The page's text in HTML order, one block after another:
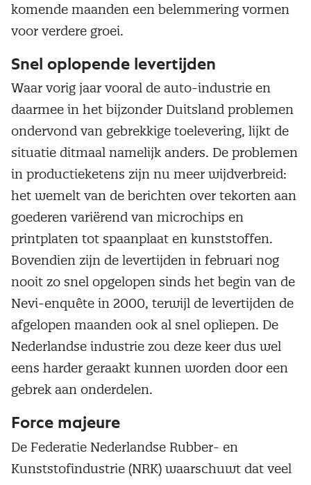
komende maanden een belemmering vormen
voor verdere groei.
Snel oplopende levertijden
Waar vorig jaar vooral de auto-industrie en
daarmee in het bijzonder Duitsland problemen
ondervond van gebrekkige toelevering, lijkt de
situatie ditmaal namelijk anders. De problemen
in productieketens zijn nu meer wijdverbreid:
het wemelt van de berichten over tekorten aan
goederen variërend van microchips en
printplaten tot spaanplaat en kunststoffen.
Bovendien zijn de levertijden in februari nog
nooit zo snel opgelopen sinds het begin van de
Nevi-enquête in 2000, terwijl de levertijden de
afgelopen maanden ook al snel opliepen. De
Nederlandse industrie zou deze keer dus wel
eens harder geraakt kunnen worden door een
gebrek aan onderdelen.
Force majeure
De Federatie Nederlandse Rubber- en
Kunststofindustrie (NRK) waarschuwt dat veel